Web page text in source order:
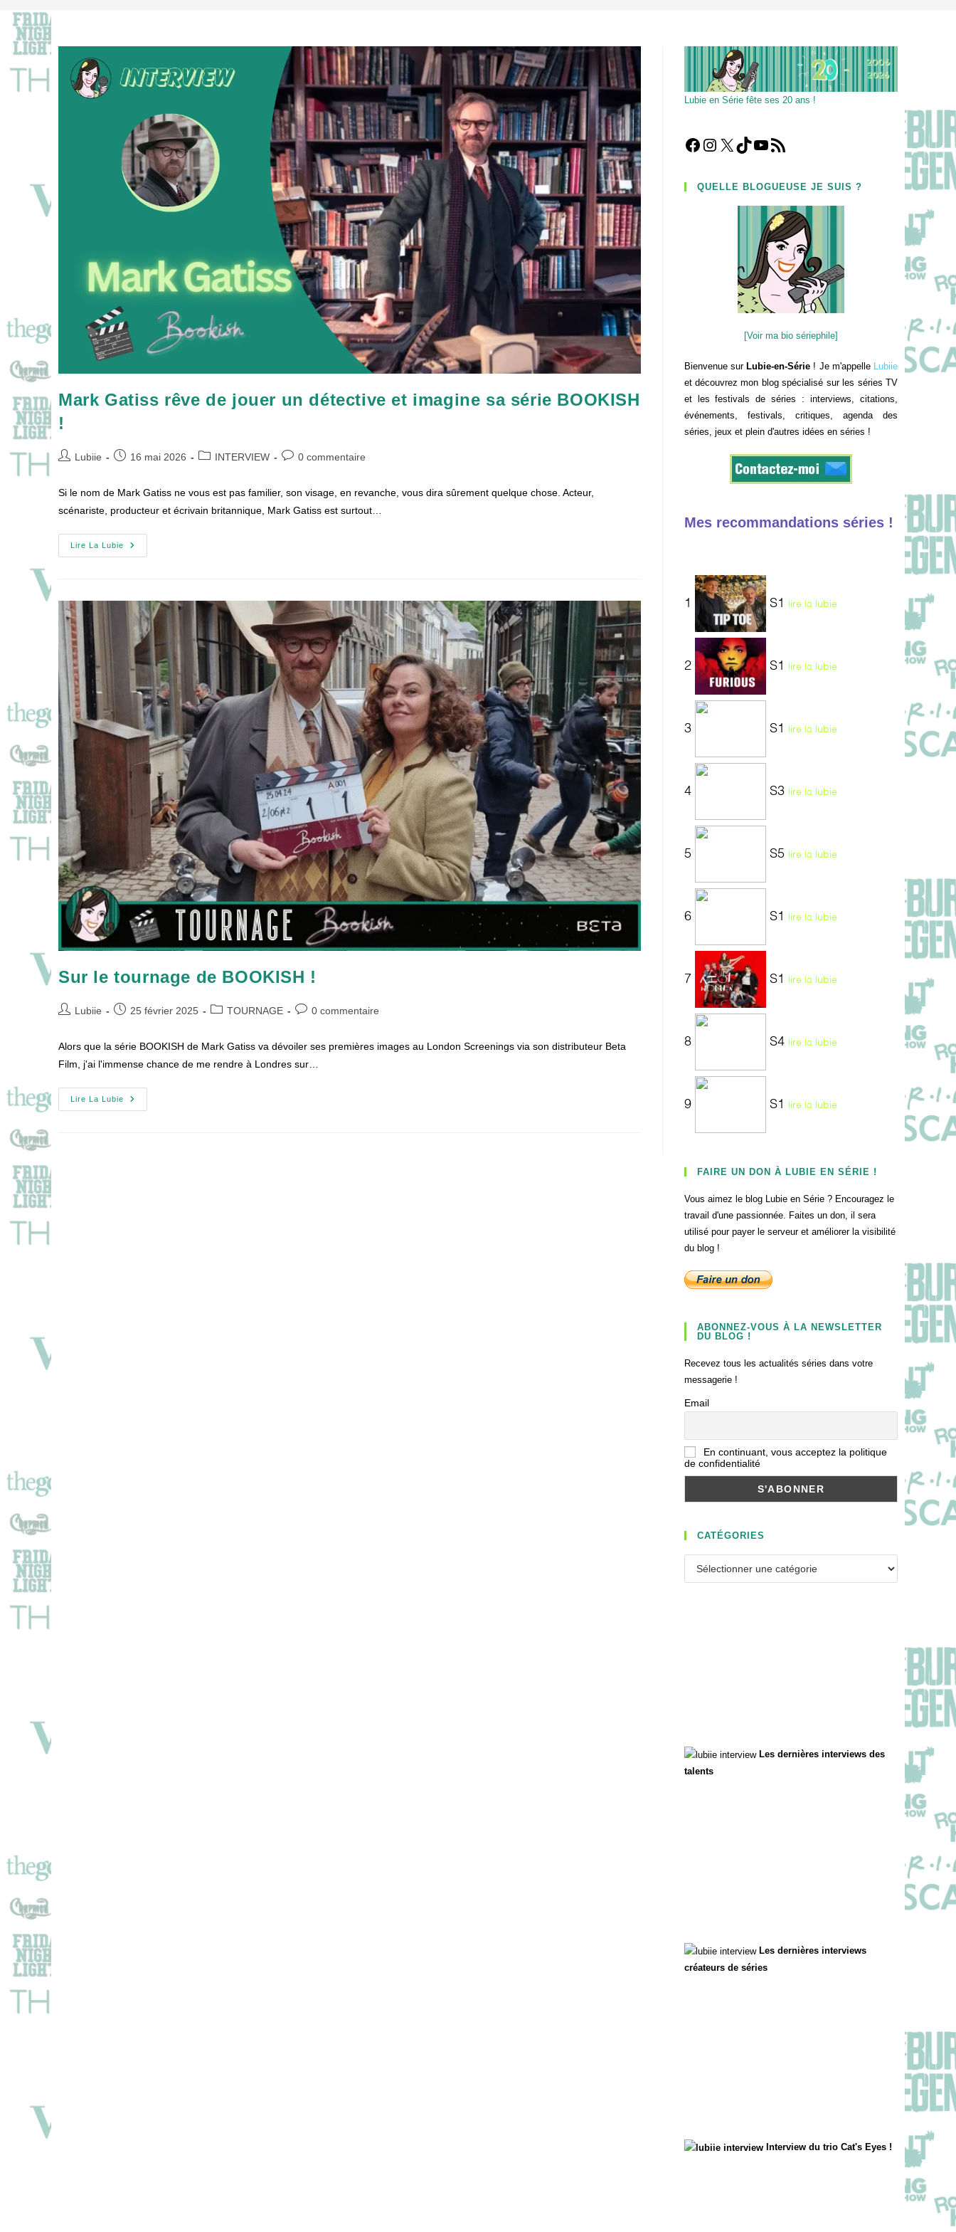
Mark Gatiss rêve de jouer un détective et imagine sa série BOOKISH
!
Auteur/autrice
Lubiie
Publication
16 mai 2026
PostINTERVIEW
Commentaires
publication :
0 commentaire
Si le nom de Mark Gatiss ne vous est pas familier, son visage, en revanche, vous dira sûrement quelque chose. Acteur,
scénariste, producteur et écrivain britannique, Mark Gatiss est surtout…
Lire La Lubie
Mark
Gatiss
Détective
Imagine
Série
BOOKISH
Sur le tournage de BOOKISH !
Auteur/autrice
publication :
Lubiie
Publication
25 février 2025
PostTOURNAGE
Commentaires
publication :
0 commentaire
Alors que la série BOOKISH de Mark Gatiss va dévoiler ses premières images au London Screenings via son distributeur Beta
Film, j'ai l'immense chance de me rendre à Londres sur…
Lire La Lubie
Sur
Le
Lubie en Série fête ses 20 ans !
Facebook
Instagram
X TikTokYouTube
Flux RSS
QUELLE BLOGUEUSE JE SUIS ?
[Voir ma bio sériephile]
Bienvenue sur Lubie-en-Série ! Je m'appelle Lubiie
et découvrez mon blog spécialisé sur les séries TV
et les festivals de séries : interviews, citations,
événements, festivals, critiques, agenda des
séries, jeux et plein d'autres idées en séries !
Mes recommandations séries !
1 S1 lire la lubie
2 S1 lire la lubie
3 S1 lire la lubie
4 S3 lire la lubie
5 S5 lire la lubie
6 S1 lire la lubie
7 S1 lire la lubie
8 S4 lire la lubie
9 S1 lire la lubie
FAIRE UN DON À LUBIE EN SÉRIE !
Vous aimez le blog Lubie en Série ? Encouragez le
travail d'une passionnée. Faites un don, il sera
utilisé pour payer le serveur et améliorer la visibilité
du blog !
ABONNEZ-VOUS À LA NEWSLETTER
DU BLOG !
Recevez tous les actualités séries dans votre
messagerie !
Email
En continuant, vous acceptez la politique
de confidentialité
CATÉGORIES
Les dernières interviews des
talents
Les dernières interviews
créateurs de séries
Interview du trio Cat's Eyes !